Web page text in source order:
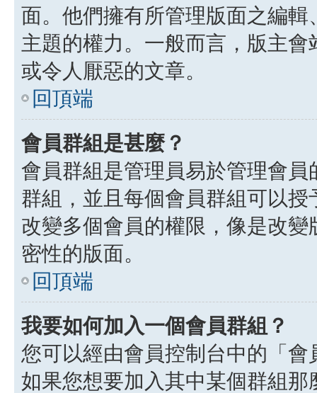
面。他們擁有所管理版面之編
主題的權力。一般而言，版主
或令人厭惡的文章。
回頂端
會員群組是甚麼？
會員群組是管理員易於管理會
群組，並且每個會員群組可以
改變多個會員的權限，像是改
密性的版面。
回頂端
我要如何加入一個會員群組？
您可以經由會員控制台中的「
如果您想要加入其中某個群組